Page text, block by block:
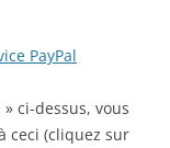
PayPal
ci-dessus, vous
ceci (cliquez sur